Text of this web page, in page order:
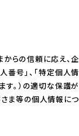
からの信頼に応え、企
番号」、「特定個人情
す。）の適切な保護が
ま等の個人情報につ